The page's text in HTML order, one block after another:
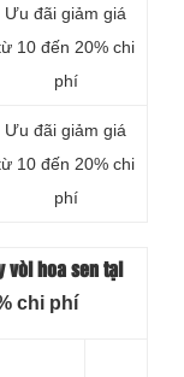
Ưu đãi giảm giá
10 đến 20% chi
phí
Ưu đãi giảm giá
10 đến 20% chi
phí
vòi hoa sen tại
chi phí